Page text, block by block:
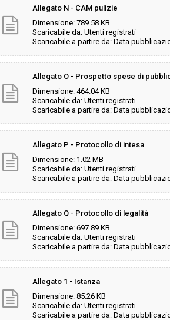
Allegato N - CAM pulizie
Dimensione: 789.58 KB
Scaricabile da: Utenti registrati
Scaricabile a partire da: Data
Allegato O - Prospetto spese di
Dimensione: 464.04 KB
Scaricabile da: Utenti registrati
Scaricabile a partire da: Data
Allegato P - Protocollo di intesa
Dimensione: 1.02 MB
Scaricabile da: Utenti registrati
Scaricabile a partire da: Data
Allegato Q - Protocollo di legalità
Dimensione: 697.89 KB
Scaricabile da: Utenti registrati
Scaricabile a partire da: Data
Allegato 1 - Istanza
Dimensione: 85.26 KB
Scaricabile da: Utenti registrati
Scaricabile a partire da: Data